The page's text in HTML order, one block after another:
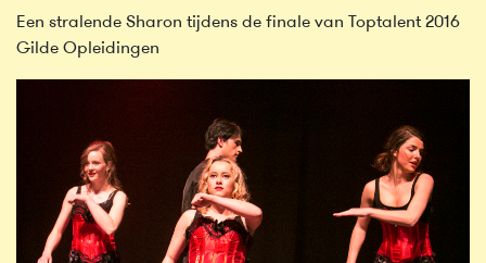
Een stralende Sharon tijdens de finale van Toptalent 2016
Gilde Opleidingen